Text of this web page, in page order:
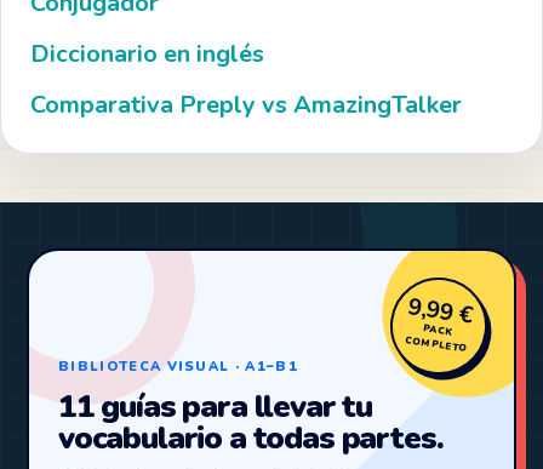
Diccionario en inglés
Comparativa Preply vs AmazingTalker
BIBLIOTECA VISUAL · A1–B1
11 guías para llevar tu
vocabulario a todas partes.
9,99 €
PACK
COMPLETO